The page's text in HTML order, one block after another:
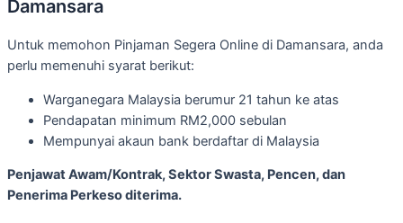
Damansara
Untuk memohon Pinjaman Segera Online di Damansara, anda
perlu memenuhi syarat berikut:
Warganegara Malaysia berumur 21 tahun ke atas
Pendapatan minimum RM2,000 sebulan
Mempunyai akaun bank berdaftar di Malaysia
Penjawat Awam/Kontrak, Sektor Swasta, Pencen, dan
Penerima Perkeso diterima.